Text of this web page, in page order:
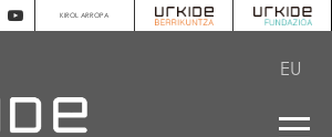
KIROL ARROPA
EU